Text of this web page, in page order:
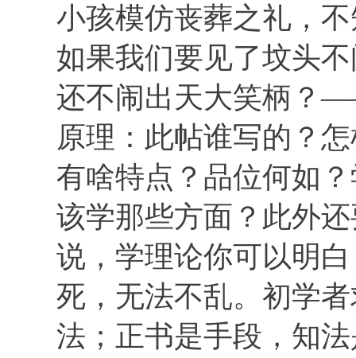
小孩模仿丧葬之礼，
如果我们要见了坟头
还不闹出天大笑柄？
原理：此帖谁写的？
有啥特点？品位何如
该学那些方面？此外
说，学理论你可以明
死，无法不乱。初学
法；正书是手段，知